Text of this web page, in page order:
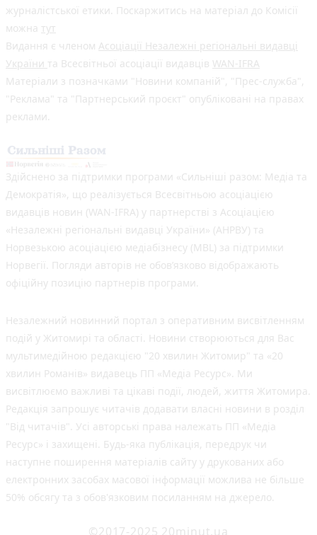
журналістської етики. Поскаржитись на матеріал до Комісії
можна тут
Видання є членом Асоціації Незалежні регіональні видавці
України та Всесвітньої асоціації видавців WAN-IFRA
Матеріали з позначками "Новини компаній", "Прес-служба",
"Реклама" та "Партнерський проєкт" опубліковані на правах
реклами.
Здійснено за підтримки програми «Сильніші разом: Медіа та
Демократія», що реалізується Всесвітньою асоціацією
видавців новин (WAN-IFRA) у партнерстві з Асоціацією
«Незалежні регіональні видавці України» (АНРВУ) та
Норвезькою асоціацією медіабізнесу (MBL) за підтримки
Норвегії. Погляди авторів не обов’язково відображають
офіційну позицію партнерів програми.
Незалежний новинний портал з оперативним висвітленням
подій у Житомирі та області. Новини створюються для Вас
мультимедійною редакцією "20 хвилин Житомир" та «20
хвилин Романів» видавець ПП «Медіа Ресурс». Ми
висвітлюємо важливі та цікаві події, людей, життя Житомира.
Редакція запрошує читачів додавати власні новини в розділ
"Від читачів". Усі авторські права належать ПП «Медіа
Ресурс» і захищені. Будь-яка публiкацiя, передрук чи
наступне поширення матеріалів сайту у друкованих або
електронних засобах масової інформації можлива не більше
50% обсягу та з обов'язковим посиланням на джерело.
©2017-2025 20minut.ua